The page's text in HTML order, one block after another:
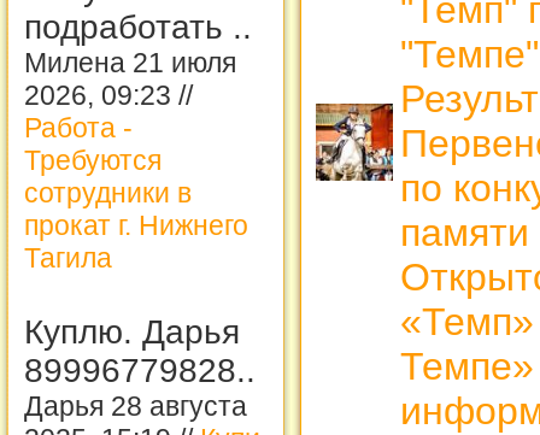
подработать ..
Милена 21 июля
2026, 09:23 //
Работа -
Требуются
сотрудники в
прокат г. Нижнего
Тагила
Куплю. Дарья
89996779828..
Дарья 28 августа
"Темп"
по
«Темп»